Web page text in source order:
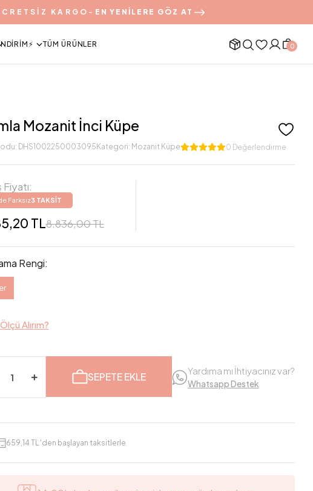
KARGO - EN YENİLERE GÖZ AT
TÜM ÜRÜNLER 0
Mozanit İnci Küpe
DHS1002250003095 Kategori: Mozanit Küpe 0 Değerlendirme
Fiyatı:
Farksız3 TAKSİT
TL8.836,00 TL
Rengi:
Alırım?
SEPETE EKLE Yardıma mı İhtiyacınız var?
Whatsapp Destek
659,14 TL 'den başlayan taksitlerle